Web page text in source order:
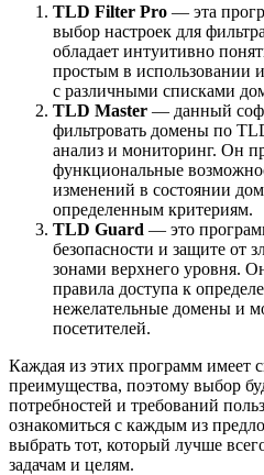
TLD Filter Pro — эта
выбор настроек для
обладает интуитивно
простым в использовании
с различными списками
TLD Master — данный
фильтровать домены по
анализ и мониторинг. Он
функциональные
изменений в состоянии
определенным критериям.
TLD Guard — это
безопасности и защите от
зонами верхнего уровня.
правила доступа к
нежелательные домены и
посетителей.
Каждая из этих программ имеет
преимущества, поэтому выбор
потребностей и требований
ознакомиться с каждым из
выбрать тот, который лучше
задачам и целям.